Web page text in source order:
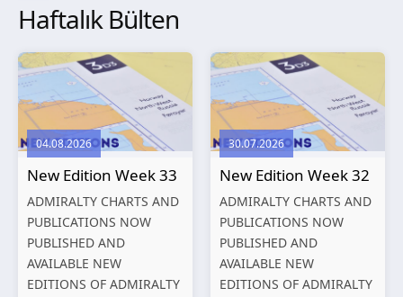
Haftalık Bülten
04.08.2026
New Edition Week 33
ADMIRALTY CHARTS AND
PUBLICATIONS NOW
PUBLISHED AND
AVAILABLE NEW
EDITIONS OF ADMIRALTY
30.07.2026
New Edition Week 32
ADMIRALTY CHARTS AND
PUBLICATIONS NOW
PUBLISHED AND
AVAILABLE NEW
EDITIONS OF ADMIRALTY